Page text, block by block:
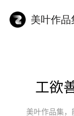
工欲
美叶作品集，